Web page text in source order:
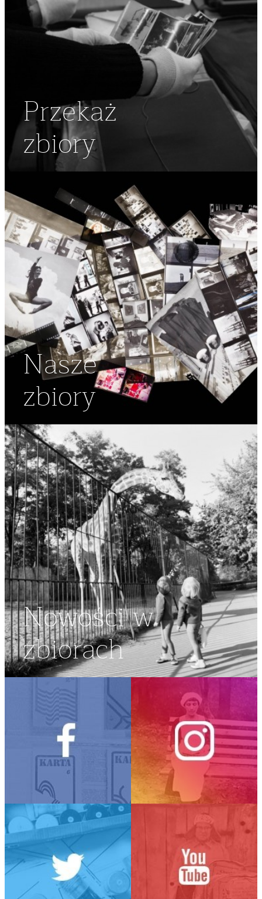
Przekaż
zbiory
Nasze
zbiory
Nowości w
zbiorach